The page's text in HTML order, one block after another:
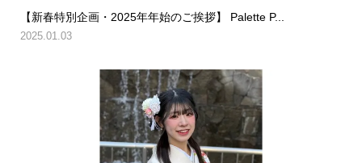
【新春特別企画・2025年年始のご挨拶】 Palette P...
2025.01.03